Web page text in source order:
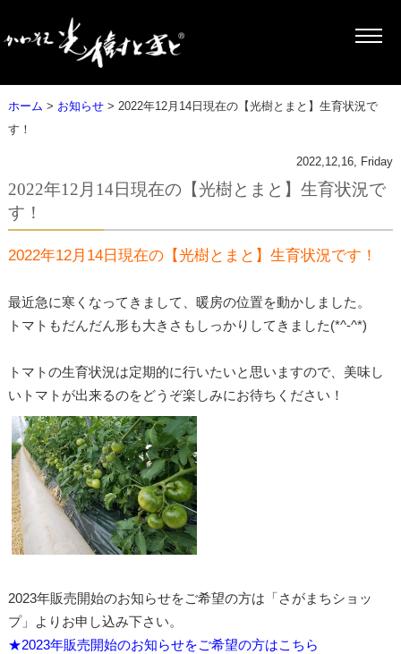
ホーム > お知らせ> 2022年12月14日現在の【光樹とまと】生育状況で
す！
2022,12,16, Friday
2022年12月14日現在の【光樹とまと】生育状況で
す！
2022年12月14日現在の【光樹とまと】生育状況です！
最近急に寒くなってきまして、暖房の位置を動かしました。
トマトもだんだん形も大きさもしっかりしてきました(*^-^*)
トマトの生育状況は定期的に行いたいと思いますので、美味し
いトマトが出来るのをどうぞ楽しみにお待ちください！
2023年販売開始のお知らせをご希望の方は「さがまちショッ
プ」よりお申し込み下さい。
★2023年販売開始のお知らせをご希望の方はこちら